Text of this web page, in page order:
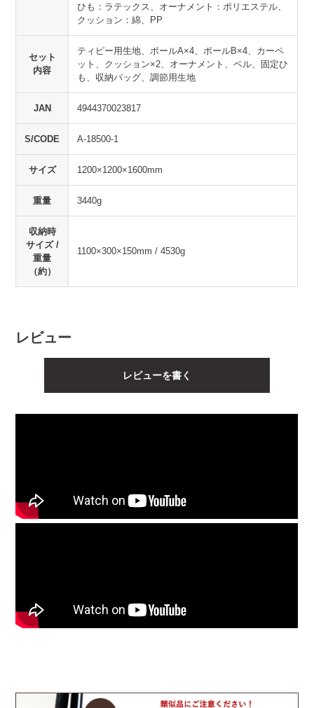
ひも：ラテックス、オーナメント：ポリエステル、
クッション：綿、PP
セット
内容
ティピー用生地、ポールA×4、ポールB×4、カーペ
ット、クッション×2、オーナメント、ベル、固定ひ
も、収納バッグ、調節用生地
JAN 4944370023817
S/CODE A-18500-1
サイズ 1200×1200×1600mm
重量 3440g
収納時
サイズ /
重量
（約）
1100×300×150mm / 4530g
レビュー
レビューを書く